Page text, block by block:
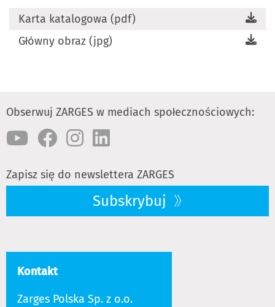
Karta katalogowa (pdf)
Główny obraz (jpg)
Obserwuj ZARGES w mediach społecznościowych:
Zapisz się do newslettera ZARGES
Subskrybuj
Kontakt
Zarges Polska Sp. z o.o.